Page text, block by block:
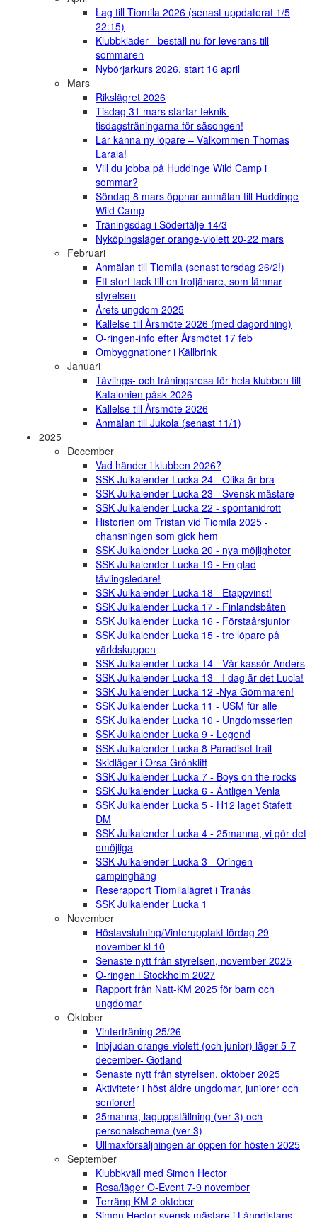
Lag till Tiomila 2026 (senast uppdaterat 1/5
22:15)
Klubbkläder - beställ nu för leverans till
sommaren
Nybörjarkurs 2026, start 16 april
Mars
Rikslägret 2026
Tisdag 31 mars startar teknik-
tisdagsträningarna för säsongen!
Lär känna ny löpare – Välkommen Thomas
Laraia!
Vill du jobba på Huddinge Wild Camp i
sommar?
Söndag 8 mars öppnar anmälan till Huddinge
Wild Camp
Träningsdag i Södertälje 14/3
Nyköpingsläger orange-violett 20-22 mars
Februari
Anmälan till Tiomila (senast torsdag 26/2!)
Ett stort tack till en trotjänare, som lämnar
styrelsen
Årets ungdom 2025
Kallelse till Årsmöte 2026 (med dagordning)
O-ringen-info efter Årsmötet 17 feb
Ombyggnationer i Källbrink
Januari
Tävlings- och träningsresa för hela klubben till
Katalonien påsk 2026
Kallelse till Årsmöte 2026
Anmälan till Jukola (senast 11/1)
2025
December
Vad händer i klubben 2026?
SSK Julkalender Lucka 24 - Olika är bra
SSK Julkalender Lucka 23 - Svensk mästare
SSK Julkalender Lucka 22 - spontanidrott
Historien om Tristan vid Tiomila 2025 -
chansningen som gick hem
SSK Julkalender Lucka 20 - nya möjligheter
SSK Julkalender Lucka 19 - En glad
tävlingsledare!
SSK Julkalender Lucka 18 - Etappvinst!
SSK Julkalender Lucka 17 - Finlandsbåten
SSK Julkalender Lucka 16 - Förstaårsjunior
SSK Julkalender Lucka 15 - tre löpare på
världskuppen
SSK Julkalender Lucka 14 - Vår kassör Anders
SSK Julkalender Lucka 13 - I dag är det Lucia!
SSK Julkalender Lucka 12 -Nya Gömmaren!
SSK Julkalender Lucka 11 - USM für alle
SSK Julkalender Lucka 10 - Ungdomsserien
SSK Julkalender Lucka 9 - Legend
SSK Julkalender Lucka 8 Paradiset trail
Skidläger i Orsa Grönklitt
SSK Julkalender Lucka 7 - Boys on the rocks
SSK Julkalender Lucka 6 - Äntligen Venla
SSK Julkalender Lucka 5 - H12 laget Stafett
DM
SSK Julkalender Lucka 4 - 25manna, vi gör det
omöjliga
SSK Julkalender Lucka 3 - Oringen
campinghäng
Reserapport Tiomilalägret i Tranås
SSK Julkalender Lucka 1
November
Höstavslutning/Vinterupptakt lördag 29
november kl 10
Senaste nytt från styrelsen, november 2025
O-ringen i Stockholm 2027
Rapport från Natt-KM 2025 för barn och
ungdomar
Oktober
Vinterträning 25/26
Inbjudan orange-violett (och junior) läger 5-7
december- Gotland
Senaste nytt från styrelsen, oktober 2025
Aktiviteter i höst äldre ungdomar, juniorer och
seniorer!
25manna, laguppställning (ver 3) och
personalschema (ver 3)
Ullmaxförsäljningen är öppen för hösten 2025
September
Klubbkväll med Simon Hector
Resa/läger O-Event 7-9 november
Terräng KM 2 oktober
Simon Hector svensk mästare i Långdistans